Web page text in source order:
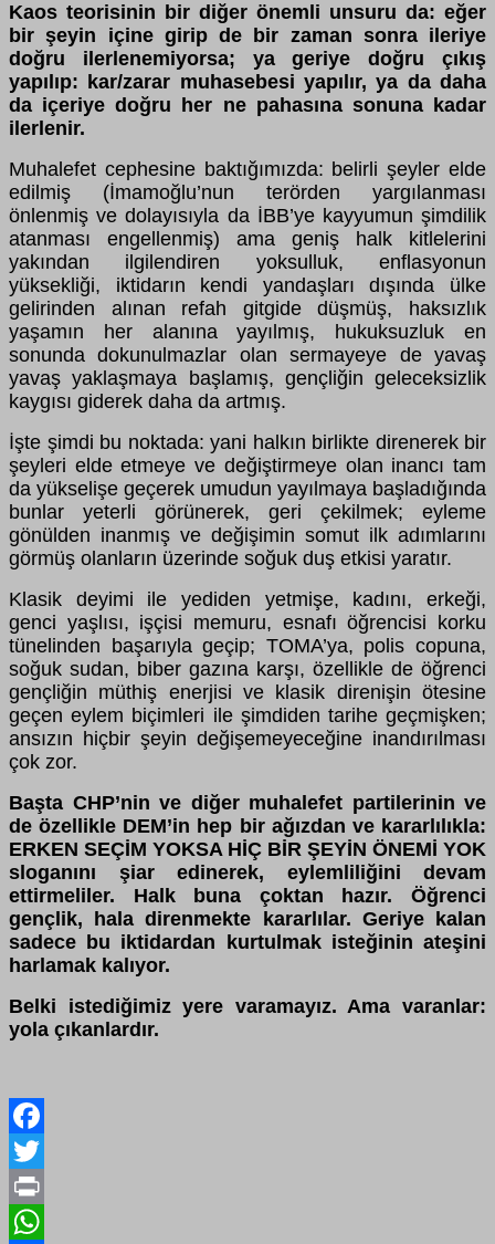
Kaos teorisinin bir diğer önemli unsuru da: eğer
bir şeyin içine girip de bir zaman sonra ileriye
doğru ilerlenemiyorsa; ya geriye doğru çıkış
yapılıp: kar/zarar muhasebesi yapılır, ya da daha
da içeriye doğru her ne pahasına sonuna kadar
ilerlenir.
Muhalefet cephesine baktığımızda: belirli şeyler elde
edilmiş (İmamoğlu’nun terörden yargılanması
önlenmiş ve dolayısıyla da İBB’ye kayyumun şimdilik
atanması engellenmiş) ama geniş halk kitlelerini
yakından ilgilendiren yoksulluk, enflasyonun
yüksekliği, iktidarın kendi yandaşları dışında ülke
gelirinden alınan refah gitgide düşmüş, haksızlık
yaşamın her alanına yayılmış, hukuksuzluk en
sonunda dokunulmazlar olan sermayeye de yavaş
yavaş yaklaşmaya başlamış, gençliğin geleceksizlik
kaygısı giderek daha da artmış.
İşte şimdi bu noktada: yani halkın birlikte direnerek bir
şeyleri elde etmeye ve değiştirmeye olan inancı tam
da yükselişe geçerek umudun yayılmaya başladığında
bunlar yeterli görünerek, geri çekilmek; eyleme
gönülden inanmış ve değişimin somut ilk adımlarını
görmüş olanların üzerinde soğuk duş etkisi yaratır.
Klasik deyimi ile yediden yetmişe, kadını, erkeği,
genci yaşlısı, işçisi memuru, esnafı öğrencisi korku
tünelinden başarıyla geçip; TOMA’ya, polis copuna,
soğuk sudan, biber gazına karşı, özellikle de öğrenci
gençliğin müthiş enerjisi ve klasik direnişin ötesine
geçen eylem biçimleri ile şimdiden tarihe geçmişken;
ansızın hiçbir şeyin değişemeyeceğine inandırılması
çok zor.
Başta CHP’nin ve diğer muhalefet partilerinin ve
de özellikle DEM’in hep bir ağızdan ve kararlılıkla:
ERKEN SEÇİM YOKSA HİÇ BİR ŞEYİN ÖNEMİ YOK
sloganını şiar edinerek, eylemliliğini devam
ettirmeliler. Halk buna çoktan hazır. Öğrenci
gençlik, hala direnmekte kararlılar. Geriye kalan
sadece bu iktidardan kurtulmak isteğinin ateşini
harlamak kalıyor.
Belki istediğimiz yere varamayız. Ama varanlar:
yola çıkanlardır.
Facebook
Twitter
Print